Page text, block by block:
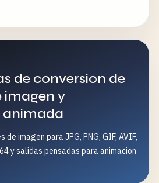
de conversion de
y
imagen para JPG, PNG, GIF, AVIF,
y salidas pensadas para animacion